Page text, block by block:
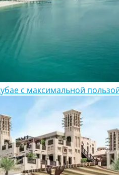
с максимальной